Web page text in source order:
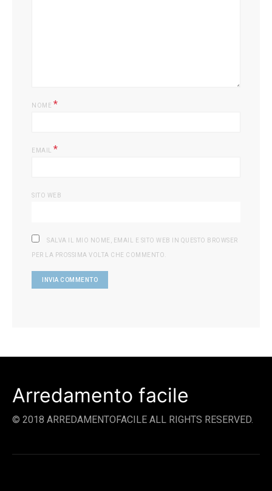
NOME *
EMAIL *
SITO WEB
SALVA IL MIO NOME, EMAIL E SITO WEB IN QUESTO BROWSER
PER LA PROSSIMA VOLTA CHE COMMENTO.
Arredamento facile
© 2018 ARREDAMENTOFACILE ALL RIGHTS RESERVED.